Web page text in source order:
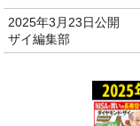
2025年3月23日公開
ザイ編集部